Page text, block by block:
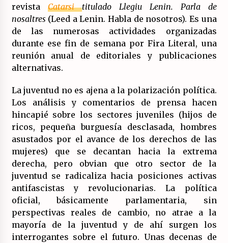
Polarizada y movilizada, la ciudadanía no se
queda en casa.
19/07/2026
Llamamiento por el 18 julio del Encuentro
La OTAN acelera la militarización industrial
con un nuevo modelo de producción
permanente.
16/07/2026
Actos en Valencia y Alicante contra la
represión del activismo por Palestina.
16/07/2026
Asamblea abierta de los CLER en Alaquàs
plantea una alternativa a las obras aprobadas
para La Saleta y la línea C3.
16/07/2026
revista Catarsi
titulado Llegiu Lenin. Parla de
nosaltres (Leed a Lenin. Habla de nosotros). Es una
de las numerosas actividades organizadas
durante ese fin de semana por Fira Literal, una
reunión anual de editoriales y publicaciones
alternativas.
La juventud no es ajena a la polarización política.
Los análisis y comentarios de prensa hacen
hincapié sobre los sectores juveniles (hijos de
ricos, pequeña burguesía desclasada, hombres
asustados por el avance de los derechos de las
mujeres) que se decantan hacia la extrema
derecha, pero obvian que otro sector de la
juventud se radicaliza hacia posiciones activas
antifascistas y revolucionarias. La política
oficial, básicamente parlamentaria, sin
perspectivas reales de cambio, no atrae a la
mayoría de la juventud y de ahí surgen los
interrogantes sobre el futuro. Unas decenas de